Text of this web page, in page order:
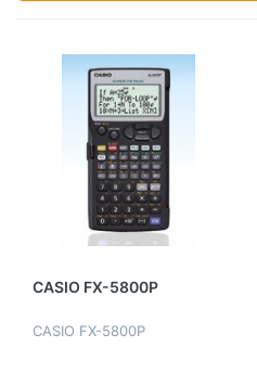
CASIO FX-5800P
CASIO FX-5800P